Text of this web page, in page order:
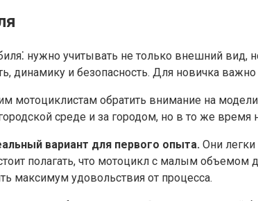
нужно учитывать не только внешний вид,
динамику и безопасность. Для новичка
обратить внимание на
среде и за городом, но в то же время
вариант для первого опыта.​ Они
полагать, что мотоцикл с малым объемом
максимум удовольствия от процесса.​